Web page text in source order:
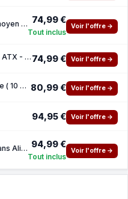
Boitier PC NZXT H5 FLOW moyen tour White avec panneau lateral verre trempe 74,99 €
Tout inclus
Voir l'offre →
Boitier moyen-tour compact ATX - NZXT - CC-H52FW-01 - H5 Flow - White 74,99 € Voir l'offre →
NZXT H5 Flow (2024) - White ( 10 de reduction avec le code promo KOO ) 80,99 € Voir l'offre →
94,95 € Voir l'offre →
NZXT H5 Flow Blanc - MT Sans Alim E-ATX 94,99 €
Tout inclus
Voir l'offre →